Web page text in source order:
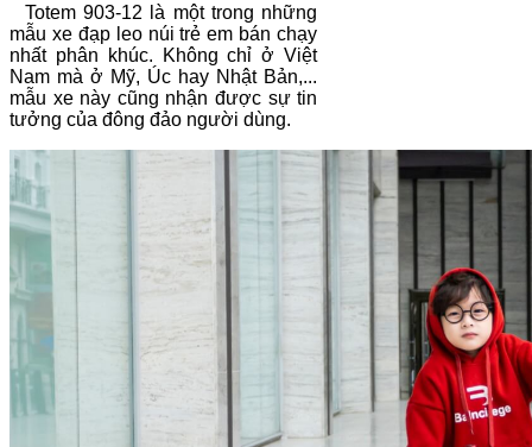
Totem 903-12 là một trong những
mẫu xe đạp leo núi trẻ em bán chạy
nhất phân khúc. Không chỉ ở Việt
Nam mà ở Mỹ, Úc hay Nhật Bản,...
mẫu xe này cũng nhận được sự tin
tưởng của đông đảo người dùng.